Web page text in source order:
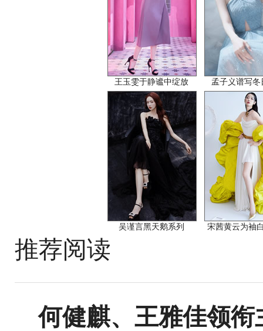
王玉雯于静谧中绽放 孟子义谱写冬
吴谨言黑天鹅系列 宋茜黄云为袖
推荐阅读
何健麒、王雅佳领